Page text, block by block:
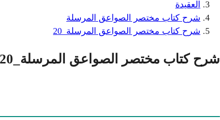
العقيدة
شرح كتاب مختصر الصواعق المرسلة
شرح كتاب مختصر الصواعق المرسلة_20
شرح كتاب مختصر الصواعق المرسلة_20